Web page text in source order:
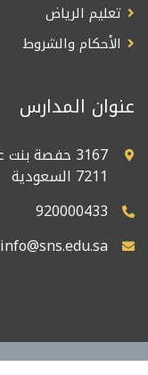
تعليم الرياض
الأحكام والشروط
عنوان المدارس
7211 السعودية
920000433
info@sns.edu.sa